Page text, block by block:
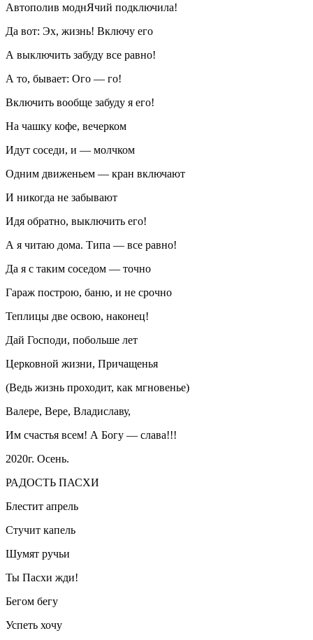
Автополив моднЯчий подключила!
Да вот: Эх, жизнь! Включу его
А выключить забуду все равно!
А то, бывает: Ого — го!
Включить вообще забуду я его!
На чашку кофе, вечерком
Идут соседи, и — молчком
Одним движеньем — кран включают
И никогда не забывают
Идя обратно, выключить его!
А я читаю дома. Типа — все равно!
Да я с таким соседом — точно
Гараж построю, баню, и не срочно
Теплицы две освою, наконец!
Дай Господи, побольше лет
Церковной жизни, Причащенья
(Ведь жизнь проходит, как мгновенье)
Валере, Вере, Владиславу,
Им счастья всем! А Богу — слава!!!
2020г. Осень.
РАДОСТЬ ПАСХИ
Блестит апрель
Стучит капель
Шумят ручьи
Ты Пасхи жди!
Бегом бегу
Успеть хочу